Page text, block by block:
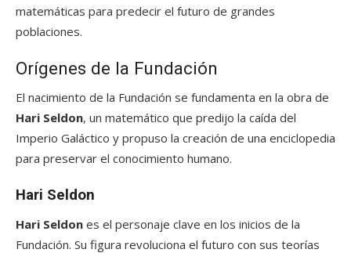
matemáticas para predecir el futuro de grandes
poblaciones.
Orígenes de la Fundación
El nacimiento de la Fundación se fundamenta en la obra de
Hari Seldon, un matemático que predijo la caída del
Imperio Galáctico y propuso la creación de una enciclopedia
para preservar el conocimiento humano.
Hari Seldon
Hari Seldon es el personaje clave en los inicios de la
Fundación. Su figura revoluciona el futuro con sus teorías